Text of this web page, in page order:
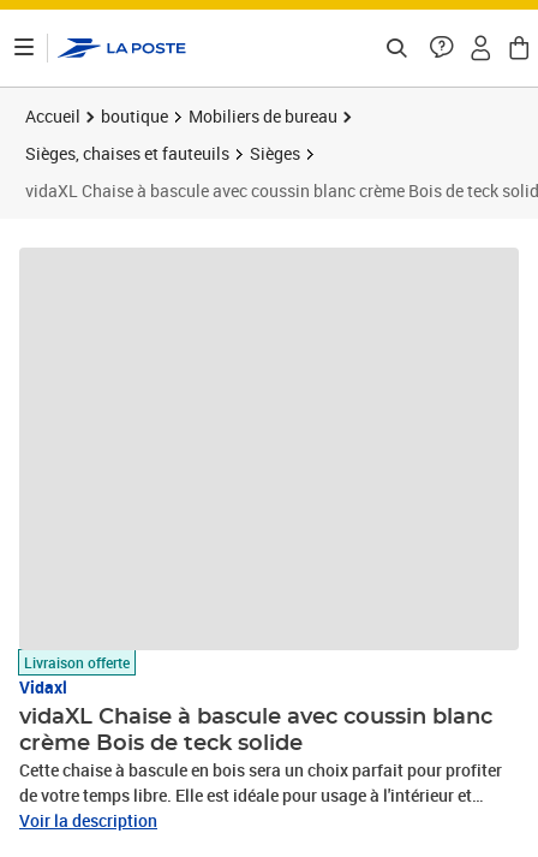
Accueil boutique
Mobiliers de bureau
Sièges, chaises et fauteuils
Sièges
vidaXL Chaise à bascule avec coussin blanc crème Bois de teck
Livraison offerte
Vidaxl
vidaXL Chaise à bascule avec coussin blanc
crème Bois de teck solide
Cette chaise à bascule en bois sera un choix parfait pour profiter
de votre temps libre. Elle est idéale pour usage à l'intérieur et
l'extérieur. Fabriquée en bois dur de teck extrêmement durable,
Voir la description